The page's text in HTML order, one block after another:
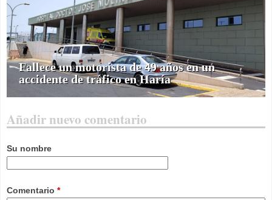
Fallece un motorista de 49 años en un
accidente de tráfico en Haría
Añadir nuevo comentario
Su nombre
Comentario *